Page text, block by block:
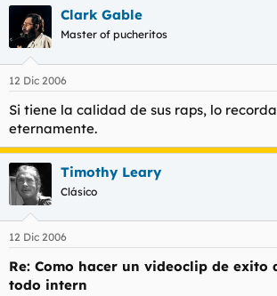
Clark Gable
Master of pucheritos
12 Dic 2006
Si tiene la calidad de sus raps, lo
eternamente.
Timothy Leary
Clásico
12 Dic 2006
Re: Como hacer un videoclip de exito
todo intern